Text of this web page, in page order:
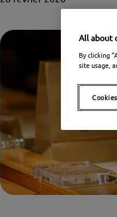
All about
By clicking
site usage,